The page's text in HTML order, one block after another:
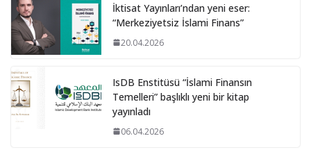
İktisat Yayınları’ndan yeni eser:
“Merkeziyetsiz İslami Finans”
20.04.2026
IsDB Enstitüsü “İslami Finansın
Temelleri” başlıklı yeni bir kitap
yayınladı
06.04.2026